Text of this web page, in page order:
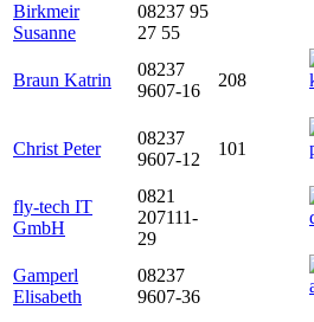
Birkmeir
Susanne
08237 95
27 55
Braun Katrin
08237
9607-16
208
Christ Peter
08237
9607-12
101
fly-tech IT
GmbH
0821
207111-
29
Gamperl
Elisabeth
08237
9607-36